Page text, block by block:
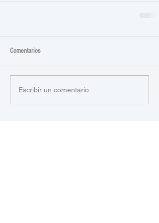
Comentarios
Escribir un comentario...